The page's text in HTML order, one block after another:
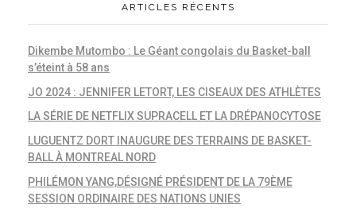
ARTICLES RÉCENTS
Dikembe Mutombo : Le Géant congolais du Basket-ball
s’éteint à 58 ans
JO 2024 : JENNIFER LETORT, LES CISEAUX DES ATHLÈTES
LA SÉRIE DE NETFLIX SUPRACELL ET LA DRÉPANOCYTOSE
LUGUENTZ DORT INAUGURE DES TERRAINS DE BASKET-
BALL À MONTREAL NORD
PHILÉMON YANG,DÉSIGNÉ PRÉSIDENT DE LA 79ÈME
SESSION ORDINAIRE DES NATIONS UNIES